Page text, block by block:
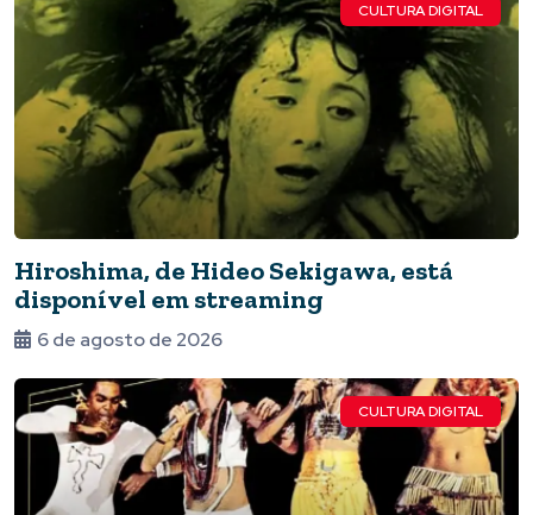
CULTURA DIGITAL
Hiroshima, de Hideo Sekigawa, está
disponível em streaming
6 de agosto de 2026
CULTURA DIGITAL